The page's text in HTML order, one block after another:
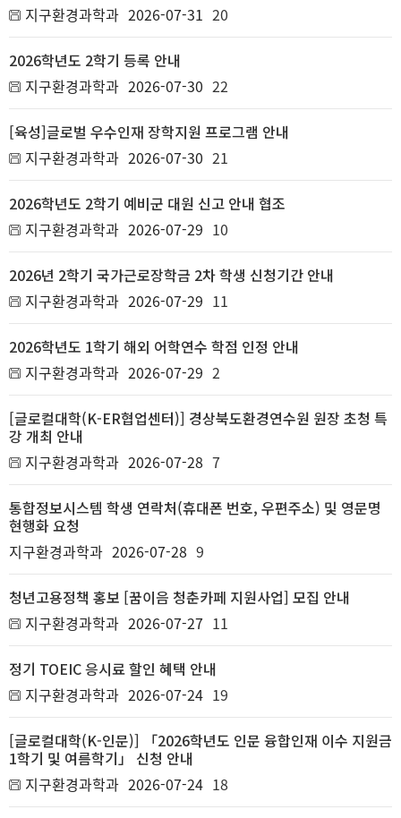
지구환경과학과 2026-07-31 20
2026학년도 2학기 등록 안내
지구환경과학과 2026-07-30 22
[육성]글로벌 우수인재 장학지원 프로그램 안내
지구환경과학과 2026-07-30 21
2026학년도 2학기 예비군 대원 신고 안내 협조
지구환경과학과 2026-07-29 10
2026년 2학기 국가근로장학금 2차 학생 신청기간 안내
지구환경과학과 2026-07-29 11
2026학년도 1학기 해외 어학연수 학점 인정 안내
지구환경과학과 2026-07-29 2
[글로컬대학(K-ER협업센터)] 경상북도환경연수원 원장 초청 특
강 개최 안내
지구환경과학과 2026-07-28 7
통합정보시스템 학생 연락처(휴대폰 번호, 우편주소) 및 영문명
현행화 요청
지구환경과학과 2026-07-28 9
청년고용정책 홍보 [꿈이음 청춘카페 지원사업] 모집 안내
지구환경과학과 2026-07-27 11
정기 TOEIC 응시료 할인 혜택 안내
지구환경과학과 2026-07-24 19
[글로컬대학(K-인문)] 「2026학년도 인문 융합인재 이수 지원금
1학기 및 여름학기」 신청 안내
지구환경과학과 2026-07-24 18